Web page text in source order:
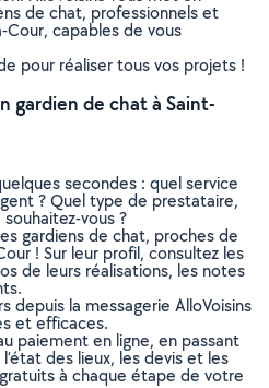
de chat, professionnels et
Cour, capables de vous
pour réaliser tous vos projets !
gardien de chat à Saint-
secondes : quel service
? Quel type de prestataire,
vous ?
gardiens de chat, proches de
! Sur leur profil, consultez les
de leurs réalisations, les notes
depuis la messagerie AlloVoisins
et efficaces.
paiement en ligne, en passant
des lieux, les devis et les
à chaque étape de votre